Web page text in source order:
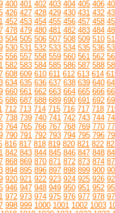
400 401 402 403 404 405 406
426 427 428 429 430 431 432
452 453 454 455 456 457 458
478 479 480 481 482 483 484
504 505 506 507 508 509 510
530 531 532 533 534 535 536
556 557 558 559 560 561 562
582 583 584 585 586 587 588
608 609 610 611 612 613 614
634 635 636 637 638 639 640
660 661 662 663 664 665 666
686 687 688 689 690 691 692
712 713 714 715 716 717 718
738 739 740 741 742 743 744
764 765 766 767 768 769 770
790 791 792 793 794 795 796
816 817 818 819 820 821 822
842 843 844 845 846 847 848
868 869 870 871 872 873 874
894 895 896 897 898 899 900
920 921 922 923 924 925 926
946 947 948 949 950 951 952
972 973 974 975 976 977 978
998 999 1000 1001 1002 1003